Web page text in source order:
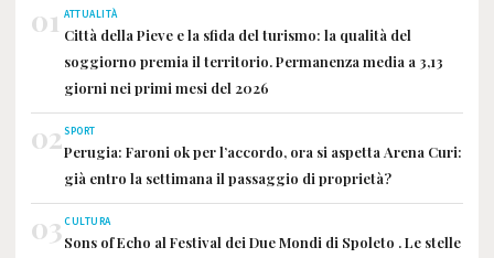
01 ATTUALITÀ
Città della Pieve e la sfida del turismo: la qualità del
soggiorno premia il territorio. Permanenza media a 3,13
giorni nei primi mesi del 2026
02SPORT
Perugia: Faroni ok per l’accordo, ora si aspetta Arena Curi:
già entro la settimana il passaggio di proprietà?
03CULTURA
Sons of Echo al Festival dei Due Mondi di Spoleto . Le stelle